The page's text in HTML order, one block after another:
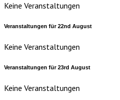
Keine Veranstaltungen
Veranstaltungen für22nd August
Keine Veranstaltungen
Veranstaltungen für23rd August
Keine Veranstaltungen